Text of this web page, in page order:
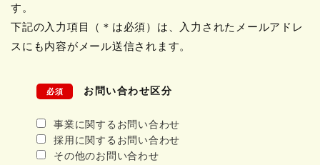
す。
下記の入力項目（＊は必須）は、入力されたメールアドレ
スにも内容がメール送信されます。
必須 お問い合わせ区分
事業に関するお問い合わせ
採用に関するお問い合わせ
その他のお問い合わせ